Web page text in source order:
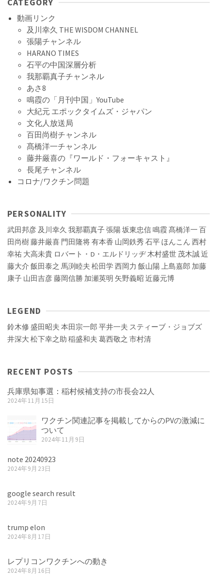
動画リンク
及川幸久 THE WISDOM CHANNEL
張陽チャンネル
HARANO TIMES
石平の中国深層分析
我那覇真子チャンネル
あさ8
鳴霞の「月刊中国」YouTube
大紀元 エポックタイムズ・ジャパン
文化人放送局
百田尚樹チャンネル
髙橋洋一チャンネル
藤井厳喜の『ワールド・フォーキャスト』
長尾チャンネル
コロナ/ワクチン問題
PERSONALITY
武田邦彦 及川幸久 我那覇真子張陽坂東忠信鳴霞 髙橋洋一 百
田尚樹藤井厳喜 門田隆将有本香 山岡鉄秀 石平 ほんこん 西村
幸祐 大高未貴 ロバート・D・エルドリッヂ木村盛世 茂木誠近
藤大介 飯田泰之 馬渕睦夫 松田学 西岡力 飯山陽上島嘉郎 加藤
康子 山田吉彦藤岡信勝 加瀬英明 矢野義昭 近藤元博
LEGEND
鈴木修 盛田昭夫 本田宗一郎 平井一夫 スティーブ・ジョブズ
井深大 松下幸之助 稲盛和夫 葛西敬之 市村清
RECENT POSTS
兵庫県知事選：稲村候補支持の市長会22人
2024年11月15日
ワクチン関連記事を掲載してからのPVの激減に
ついて
2024年11月9日
note 20240923
2024年9月23日
google search result
2024年9月7日
trump elon
2024年8月17日
レプリコンワクチンへの動き
2024年8月16日